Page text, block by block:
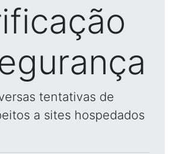
tentativas de
a sites hospedados